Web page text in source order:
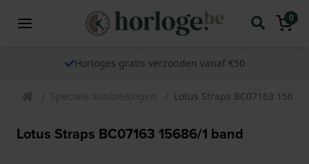
0
Horloges gratis verzonden vanaf €50
Speciale aanbiedingen Lotus Straps BC07163
Lotus Straps BC07163 15686/1 band